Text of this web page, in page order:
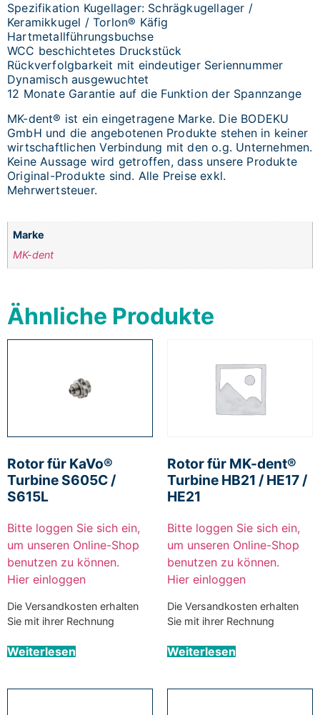
Spezifikation Kugellager: Schrägkugellager /
Keramikkugel / Torlon® Käfig
Hartmetallführungsbuchse
WCC beschichtetes Druckstück
Rückverfolgbarkeit mit eindeutiger Seriennummer
Dynamisch ausgewuchtet
12 Monate Garantie auf die Funktion der Spannzange
MK-dent® ist ein eingetragene Marke. Die BODEKU
GmbH und die angebotenen Produkte stehen in keiner
wirtschaftlichen Verbindung mit den o.g. Unternehmen.
Keine Aussage wird getroffen, dass unsere Produkte
Original-Produkte sind. Alle Preise exkl.
Mehrwertsteuer.
Marke
MK-dent
Ähnliche Produkte
Rotor für KaVo®
Turbine S605C /
S615L
Bitte loggen Sie sich ein,
um unseren Online-Shop
benutzen zu können.
Hier einloggen
Die Versandkosten erhalten
Sie mit ihrer Rechnung
Weiterlesen
Rotor für MK-dent®
Turbine HB21 / HE17 /
HE21
Bitte loggen Sie sich ein,
um unseren Online-Shop
benutzen zu können.
Hier einloggen
Die Versandkosten erhalten
Sie mit ihrer Rechnung
Weiterlesen